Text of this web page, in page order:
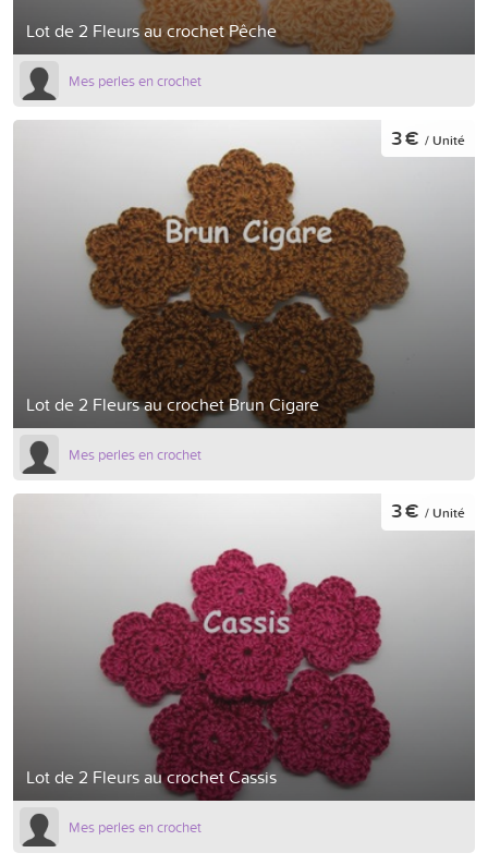
Lot de 2 Fleurs au crochet Pêche
Mes perles en crochet
Lot de 2 Fleurs au crochet Brun Cigare
3 € / Unité
Mes perles en crochet
Lot de 2 Fleurs au crochet Cassis
3 € / Unité
Mes perles en crochet